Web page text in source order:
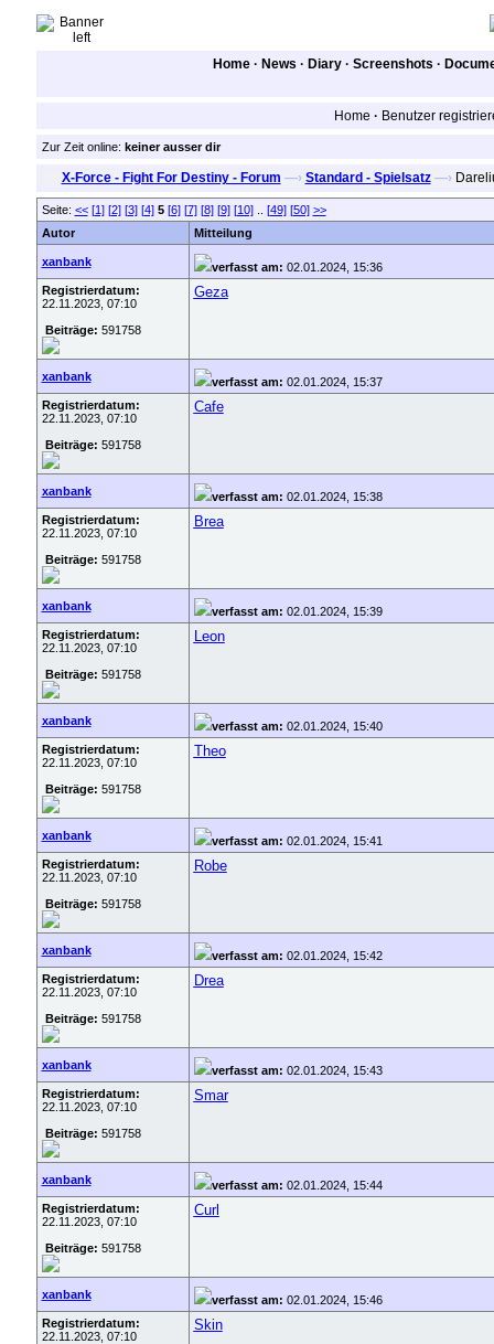
Home · News · Diary · Screenshots ·
Home · Benutzer
Zur Zeit online: keiner ausser dir
X-Force - Fight For Destiny - Forum —› Standard - Spielsatz —›
Seite: << [1] [2] [3] [4] 5 [6] [7] [8] [9] [10].. [49] [50] >>
Autor
Mitteilung
xanbank verfasst am: 02.01.2024, 15:36
Registrierdatum:
22.11.2023, 07:10
Beiträge: 591758
Geza
xanbank verfasst am: 02.01.2024, 15:37
Registrierdatum:
22.11.2023, 07:10
Beiträge: 591758
Cafe
xanbank verfasst am: 02.01.2024, 15:38
Registrierdatum:
22.11.2023, 07:10
Beiträge: 591758
Brea
xanbank verfasst am: 02.01.2024, 15:39
Registrierdatum:
22.11.2023, 07:10
Beiträge: 591758
Leon
xanbank verfasst am: 02.01.2024, 15:40
Registrierdatum:
22.11.2023, 07:10
Beiträge: 591758
Theo
xanbank verfasst am: 02.01.2024, 15:41
Registrierdatum:
22.11.2023, 07:10
Beiträge: 591758
Robe
xanbank verfasst am: 02.01.2024, 15:42
Registrierdatum:
22.11.2023, 07:10
Beiträge: 591758
Drea
xanbank verfasst am: 02.01.2024, 15:43
Registrierdatum:
22.11.2023, 07:10
Beiträge: 591758
Smar
xanbank verfasst am: 02.01.2024, 15:44
Registrierdatum:
22.11.2023, 07:10
Beiträge: 591758
Curl
xanbank verfasst am: 02.01.2024, 15:46
Registrierdatum:
22.11.2023, 07:10
Skin